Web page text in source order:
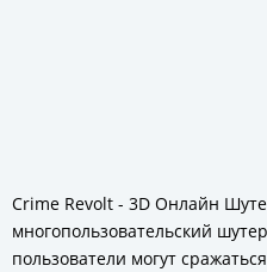
Crime Revolt - 3D Онлайн
многопользовательский
пользователи могут